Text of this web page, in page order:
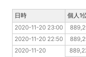
2020-11-20 23:00
2020-11-20 22:50
2020-11-20 22:40
日時 個人1
2020-11-20 23:00
2020-11-20 22:50
2020-11-20
日時